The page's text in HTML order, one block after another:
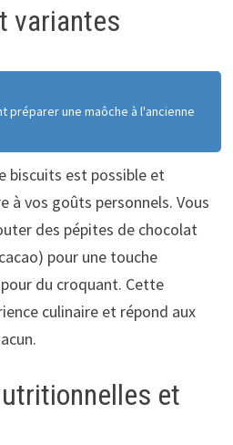
variantes
préparer une maôche à l'ancienne
biscuits est possible et
à vos goûts personnels. Vous
des pépites de chocolat
pour une touche
du croquant. Cette
culinaire et répond aux
et